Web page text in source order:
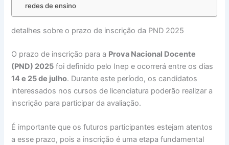
redes de ensino
detalhes sobre o prazo de inscrição da PND 2025
O prazo de inscrição para a Prova Nacional Docente
(PND) 2025 foi definido pelo Inep e ocorrerá entre os dias
14 e 25 de julho. Durante este período, os candidatos
interessados nos cursos de licenciatura poderão realizar a
inscrição para participar da avaliação.
É importante que os futuros participantes estejam atentos
a esse prazo, pois a inscrição é uma etapa fundamental